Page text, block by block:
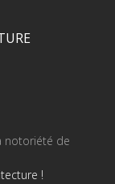
notoriété de
!